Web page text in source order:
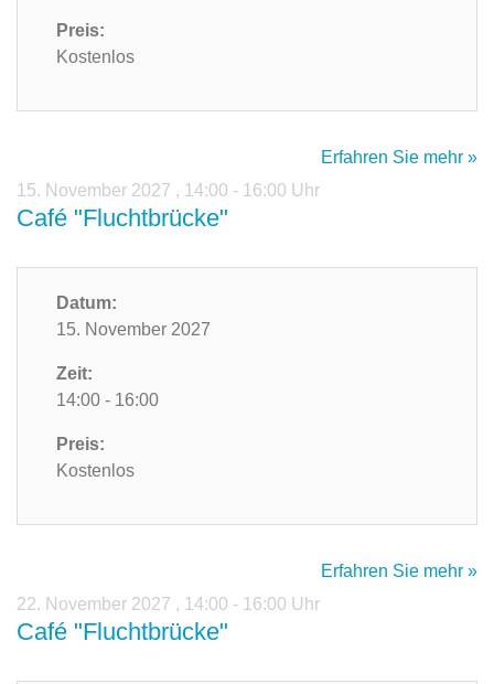
Preis:
Kostenlos
Erfahren Sie mehr »
15. November 2027 , 14:00 - 16:00 Uhr
Café "Fluchtbrücke"
Datum:
15. November 2027
Zeit:
14:00 - 16:00
Preis:
Kostenlos
Erfahren Sie mehr »
22. November 2027 , 14:00 - 16:00 Uhr
Café "Fluchtbrücke"